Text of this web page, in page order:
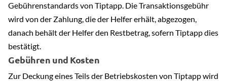
Gebührenstandards von Tiptapp. Die Transaktionsgebühr
wird von der Zahlung, die der Helfer erhält, abgezogen,
danach behält der Helfer den Restbetrag, sofern Tiptapp dies
bestätigt.
Gebühren und Kosten
Zur Deckung eines Teils der Betriebskosten von Tiptapp wird